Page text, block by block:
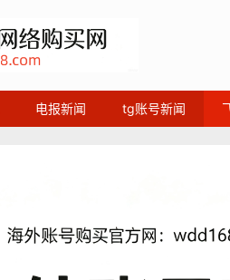
电报新闻 tg账号新闻